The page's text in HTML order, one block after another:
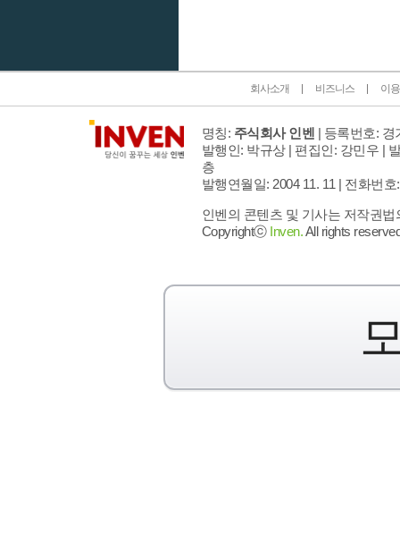
회사소개 비즈니스 이
명칭: 주식회사 인벤 | 등록번호: 경
발행인: 박규상 | 편집인: 강민우 |
층
발행연월일: 2004 11. 11 | 전화번호
인벤의 콘텐츠 및 기사는 저작권
Copyrightⓒ Inven.All rights